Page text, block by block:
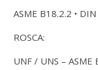
ASME B18.2.2 •
ROSCA:
UNF / UNS –